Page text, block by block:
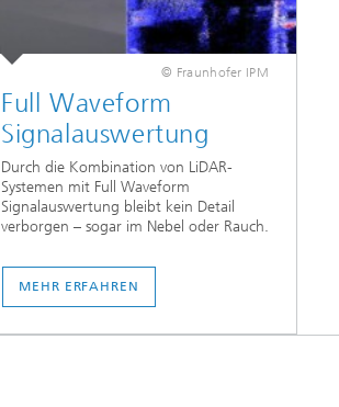
© Fraunhofer IPM
Full Waveform
Signalauswertung
Durch die Kombination von LiDAR-
Systemen mit Full Waveform
Signalauswertung bleibt kein Detail
verborgen – sogar im Nebel oder Rauch.
MEHR ERFAHREN